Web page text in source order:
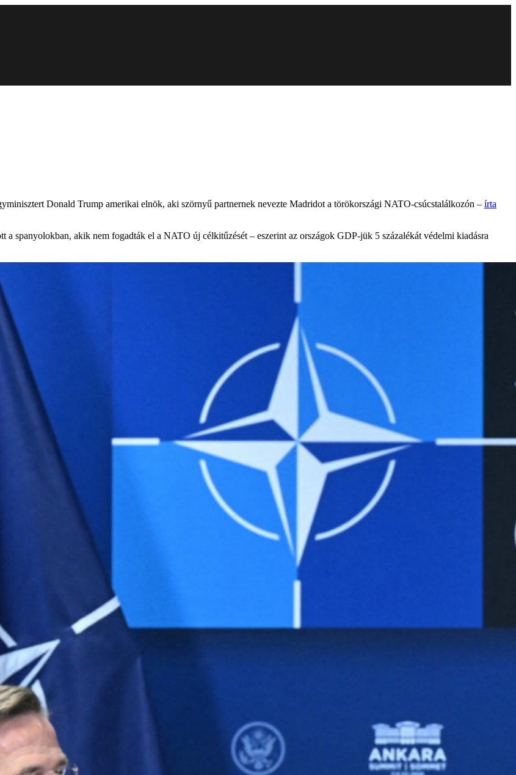
Donald Trump amerikai elnök, aki szörnyű partnernek nevezte Madridot a törökországi NATO-csúcstalálkozón – írta
spanyolokban, akik nem fogadták el a NATO új célkitűzését – eszerint az országok GDP-jük 5 százalékát védelmi kiadásra